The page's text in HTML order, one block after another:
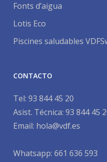
Fonts d’aigua
Lotis Eco
Piscines saludables
CONTACTO
Tel: 93 844 45 20
Asist. Técnica: 93 844 45
Email: hola@vdf.es
Whatsapp: 661 636 593